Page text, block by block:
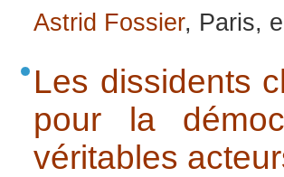
Astrid Fossier, Paris,
Les dissidents
pour la
véritables